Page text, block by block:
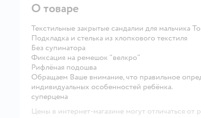
О товаре
Текстильные закрытые сандалии для мальчика
Подкладка и стелька из хлопкового текстиля
Без супинатора
Фиксация на ремешок "велкро"
Рифлёная подошва
Обращаем Ваше внимание, что правильное
индивидуальных особенностей ребёнка.
суперцена
Цены в интернет-магазине могут отличаться от